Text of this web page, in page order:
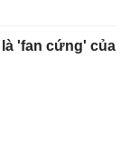
'fan cứng' của